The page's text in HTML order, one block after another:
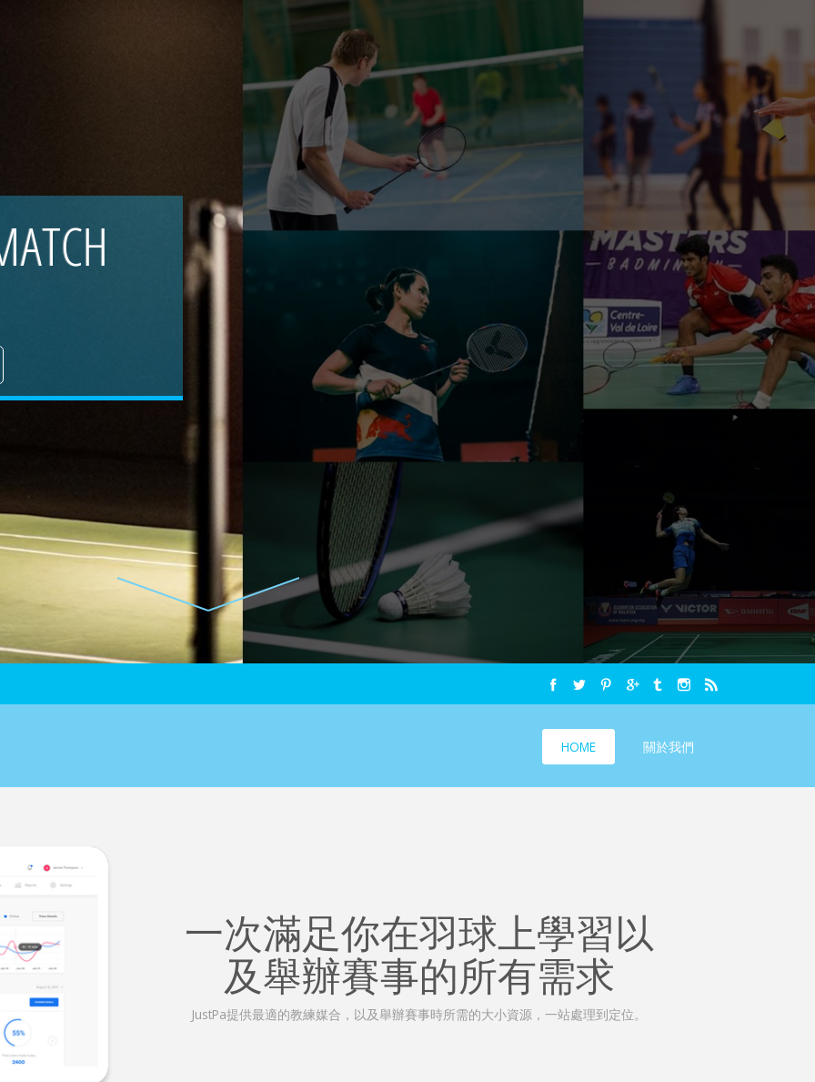
HOME 關於我們
一次滿足你在羽球上學習以
及舉辦賽事的所有需求
JustPa提供最適的教練媒合，以及舉辦賽事時所需的大小資源，一站處理到定位。